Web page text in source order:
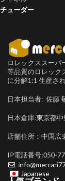
チューダー
ロレックススーパ
等品質のロレック
に分解1:1 生産さ
日本担当者: 佐藤
日本倉庫:東京都
店舗住所：中国広
IP電話番号:050-
Japanese